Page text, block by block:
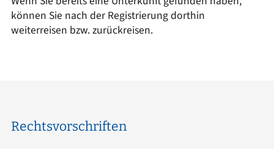
können Sie nach der Registrierung dorthin
weiterreisen bzw. zurückreisen.
Rechtsvorschriften